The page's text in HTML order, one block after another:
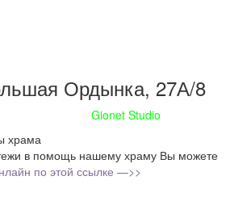
Ордынка, 27А/8
Gionet Studio
храма
в помощь нашему храму Вы можете
по этой ссылке —>>